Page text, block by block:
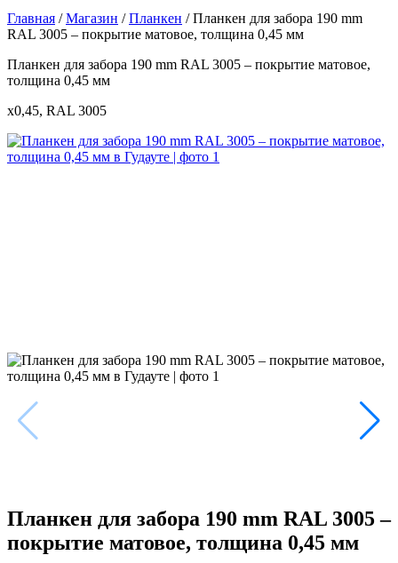
Главная /Магазин /Планкен /Планкен для забора 190 mm
RAL 3005 – покрытие матовое, толщина 0,45 мм
Планкен для забора 190 mm RAL 3005 – покрытие матовое,
толщина 0,45 мм
x0,45, RAL 3005
Планкен для забора 190 mm RAL 3005 –
покрытие матовое, толщина 0,45 мм